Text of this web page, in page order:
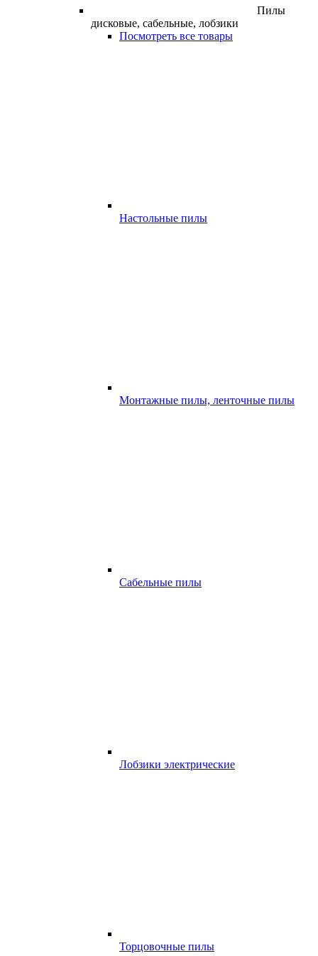
Пилы
дисковые, сабельные, лобзики
Посмотреть все товары
Настольные пилы
Монтажные пилы, ленточные пилы
Сабельные пилы
Лобзики электрические
Торцовочные пилы